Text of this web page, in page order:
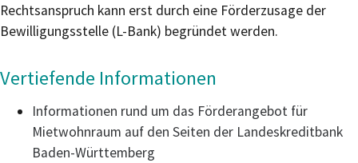
Rechtsanspruch kann erst durch eine Förderzusage der
Bewilligungsstelle (L-Bank) begründet werden.
Vertiefende Informationen
Informationen rund um das Förderangebot für
Mietwohnraum auf den Seiten der Landeskreditbank
Baden-Württemberg